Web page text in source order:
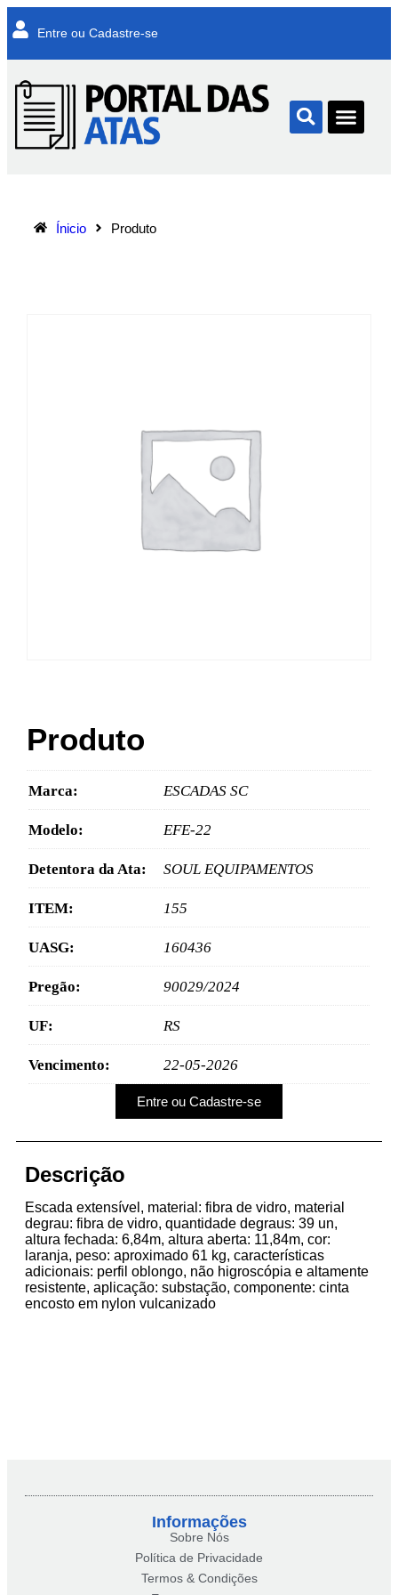
Entre ou Cadastre-se
Ínicio Produto
Produto
Marca: ESCADAS SC
Modelo: EFE-22
Detentora da Ata: SOUL EQUIPAMENTOS
ITEM: 155
UASG: 160436
Pregão: 90029/2024
UF: RS
Vencimento: 22-05-2026
Entre ou Cadastre-se
Descrição
Escada extensível, material: fibra de vidro, material
degrau: fibra de vidro, quantidade degraus: 39 un,
altura fechada: 6,84m, altura aberta: 11,84m, cor:
laranja, peso: aproximado 61 kg, características
adicionais: perfil oblongo, não higroscópia e altamente
resistente, aplicação: substação, componente: cinta
encosto em nylon vulcanizado
Informações
Sobre Nós
Política de Privacidade
Termos & Condições